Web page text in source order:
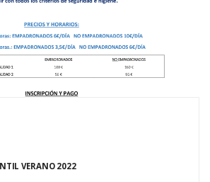
VERANO 2022